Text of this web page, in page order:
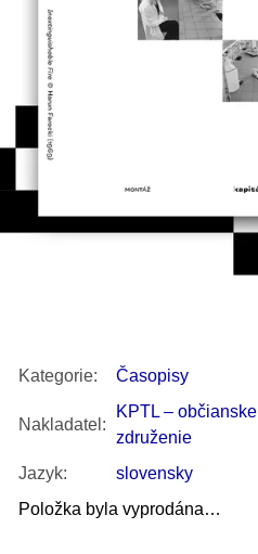
Kategorie: Časopisy
Nakladatel :
KPTL – občianske
združenie
Jazyk:
slovensky
Položka byla vyprodána…